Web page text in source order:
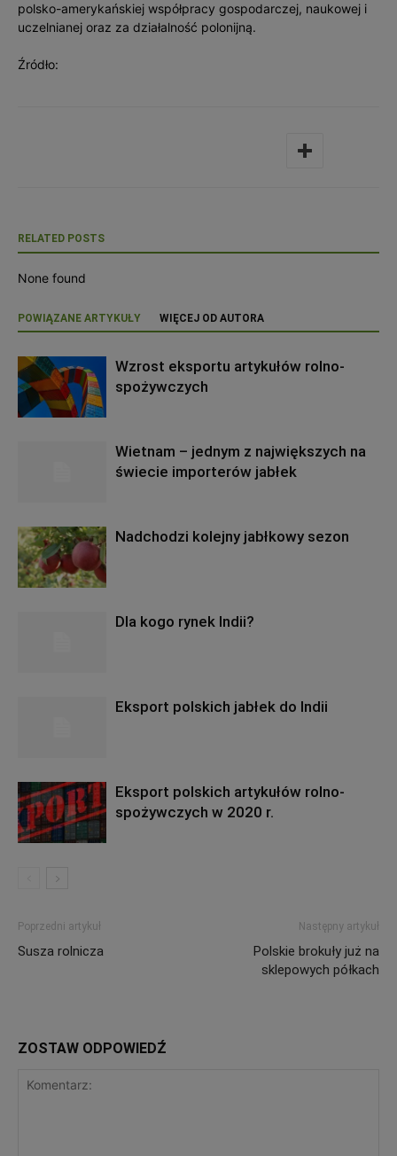
polsko-amerykańskiej współpracy gospodarczej, naukowej i
uczelnianej oraz za działalność polonijną.
Źródło:
RELATED POSTS
None found
POWIĄZANE ARTYKUŁY WIĘCEJ OD AUTORA
Wzrost eksportu artykułów rolno-
spożywczych
Wietnam – jednym z największych na
świecie importerów jabłek
Nadchodzi kolejny jabłkowy sezon
Dla kogo rynek Indii?
Eksport polskich jabłek do Indii
Eksport polskich artykułów rolno-
spożywczych w 2020 r.
Poprzedni artykuł
Susza rolnicza
Następny artykuł
Polskie brokuły już na
sklepowych półkach
ZOSTAW ODPOWIEDŹ